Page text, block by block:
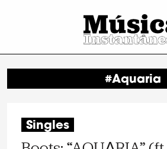
#Aquaria
Singles